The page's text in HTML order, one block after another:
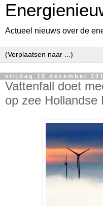
Actueel nieuws over de
vrijdag 15 december
Vattenfall doet
op zee Hollandse